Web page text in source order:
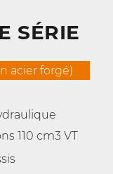
SÉRIE
acier forgé)
110 cm3 VT